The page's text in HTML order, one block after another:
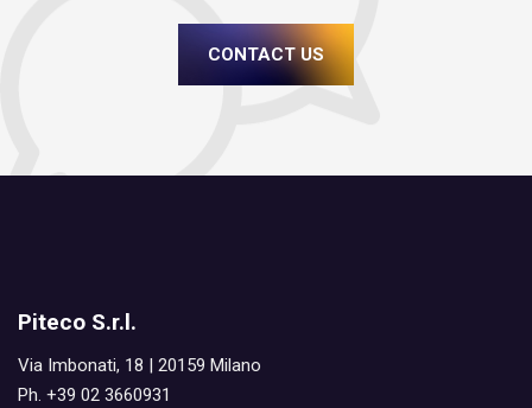
CONTACT US
Piteco S.r.l.
Via Imbonati, 18 | 20159 Milano
Ph. +39 02 3660931